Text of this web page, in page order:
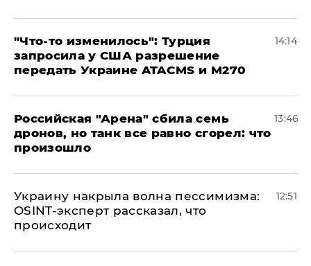
​"Что-то изменилось": Турция
запросила у США разрешение
передать Украине ATACMS и M270
14:14
​Российская "Арена" сбила семь
дронов, но танк все равно сгорел: что
произошло
13:46
​Украину накрыла волна пессимизма:
OSINT-эксперт рассказал, что
происходит
12:51